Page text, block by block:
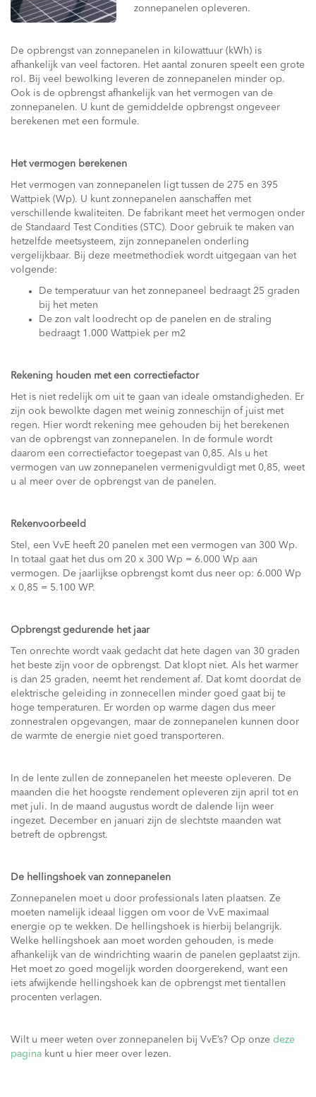
zonnepanelen opleveren.
De opbrengst van zonnepanelen in kilowattuur (kWh) is
afhankelijk van veel factoren. Het aantal zonuren speelt een grote
rol. Bij veel bewolking leveren de zonnepanelen minder op.
Ook is de opbrengst afhankelijk van het vermogen van de
zonnepanelen. U kunt de gemiddelde opbrengst ongeveer
berekenen met een formule.
Het vermogen berekenen
Het vermogen van zonnepanelen ligt tussen de 275 en 395
Wattpiek (Wp). U kunt zonnepanelen aanschaffen met
verschillende kwaliteiten. De fabrikant meet het vermogen onder
de Standaard Test Condities (STC). Door gebruik te maken van
hetzelfde meetsysteem, zijn zonnepanelen onderling
vergelijkbaar. Bij deze meetmethodiek wordt uitgegaan van het
volgende:
De temperatuur van het zonnepaneel bedraagt 25 graden
bij het meten
De zon valt loodrecht op de panelen en de straling
bedraagt 1.000 Wattpiek per m2
Rekening houden met een correctiefactor
Het is niet redelijk om uit te gaan van ideale omstandigheden. Er
zijn ook bewolkte dagen met weinig zonneschijn of juist met
regen. Hier wordt rekening mee gehouden bij het berekenen
van de opbrengst van zonnepanelen. In de formule wordt
daarom een correctiefactor toegepast van 0,85. Als u het
vermogen van uw zonnepanelen vermenigvuldigt met 0,85, weet
u al meer over de opbrengst van de panelen.
Rekenvoorbeeld
Stel, een VvE heeft 20 panelen met een vermogen van 300 Wp.
In totaal gaat het dus om 20 x 300 Wp = 6.000 Wp aan
vermogen. De jaarlijkse opbrengst komt dus neer op: 6.000 Wp
x 0,85 = 5.100 WP.
Opbrengst gedurende het jaar
Ten onrechte wordt vaak gedacht dat hete dagen van 30 graden
het beste zijn voor de opbrengst. Dat klopt niet. Als het warmer
is dan 25 graden, neemt het rendement af. Dat komt doordat de
elektrische geleiding in zonnecellen minder goed gaat bij te
hoge temperaturen. Er worden op warme dagen dus meer
zonnestralen opgevangen, maar de zonnepanelen kunnen door
de warmte de energie niet goed transporteren.
In de lente zullen de zonnepanelen het meeste opleveren. De
maanden die het hoogste rendement opleveren zijn april tot en
met juli. In de maand augustus wordt de dalende lijn weer
ingezet. December en januari zijn de slechtste maanden wat
betreft de opbrengst.
De hellingshoek van zonnepanelen
Zonnepanelen moet u door professionals laten plaatsen. Ze
moeten namelijk ideaal liggen om voor de VvE maximaal
energie op te wekken. De hellingshoek is hierbij belangrijk.
Welke hellingshoek aan moet worden gehouden, is mede
afhankelijk van de windrichting waarin de panelen geplaatst zijn.
Het moet zo goed mogelijk worden doorgerekend, want een
iets afwijkende hellingshoek kan de opbrengst met tientallen
procenten verlagen.
Wilt u meer weten over zonnepanelen bij VvE’s? Op onze deze
pagina kunt u hier meer over lezen.